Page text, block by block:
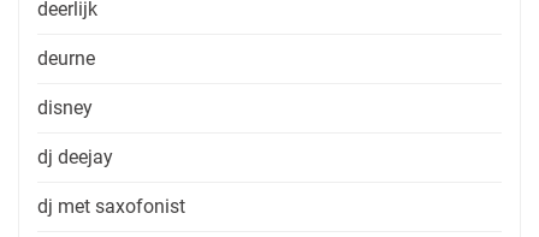
deerlijk
deurne
disney
dj deejay
dj met saxofonist